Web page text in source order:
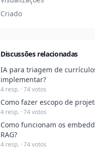
Criado
Discussões relacionadas
IA para triagem de
implementar?
4 resp. · 74 votos
Como fazer escopo de
4 resp. · 74 votos
Como funcionam os
RAG?
4 resp. · 74 votos